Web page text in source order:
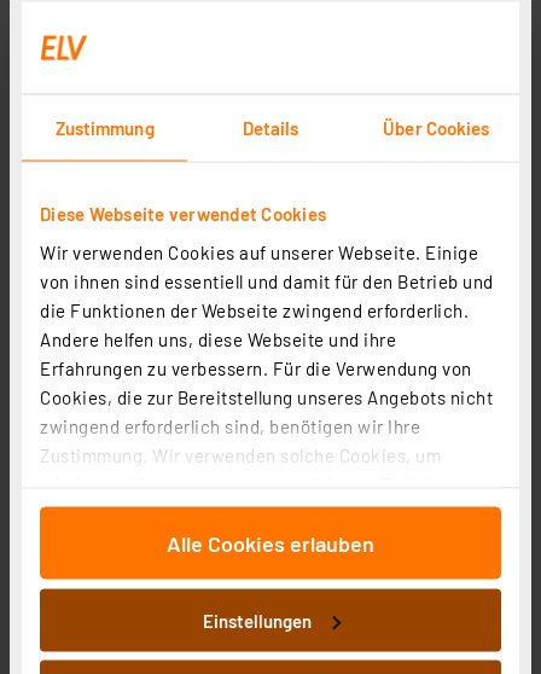
Zustimmung Details Über Cookies
Diese Webseite verwendet Cookies
Wir verwenden Cookies auf unserer Webseite. Einige
von ihnen sind essentiell und damit für den Betrieb und
die Funktionen der Webseite zwingend erforderlich.
Andere helfen uns, diese Webseite und ihre
Erfahrungen zu verbessern. Für die Verwendung von
Cookies, die zur Bereitstellung unseres Angebots nicht
zwingend erforderlich sind, benötigen wir Ihre
Zustimmung. Wir verwenden solche Cookies, um
für soziale Medien anbieten zu können und die Zugriffe
auf unsere Website zu analysieren. Außerdem geben
wir Informationen zu Ihrer Verwendung unserer Website
an unsere Partner für soziale Medien, Werbung und
Analysen weiter. Unsere Partner führen diese
Informationen möglicherweise mit weiteren Daten
Alle Cookies erlauben
Einstellungen
inkl. MwSt.
TFA Funk-Wetterstation METEO JACK mit
Wettervorhersage-Funktion, Luftdruck,
(2)
53,95 €